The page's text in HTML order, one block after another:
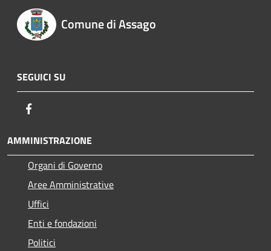
Comune di Assago
SEGUICI SU
AMMINISTRAZIONE
Organi di Governo
Aree Amministrative
Uffici
Enti e fondazioni
Politici